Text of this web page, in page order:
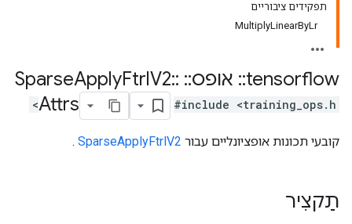
תפקידים ציבוריים
MultiplyLinearByLr
tensorflow
:: אופס::
ApplyFtrlV2::
Attrs
#include <training_ops.h>
קובעי תכונות אופציונליים עבור SparseApplyFtrlV2
.
תַקצִיר